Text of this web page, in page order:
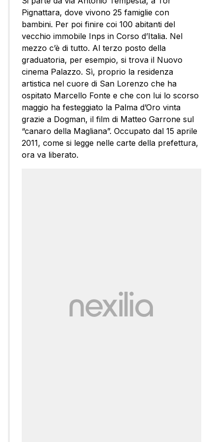
Pignattara, dove vivono 25 famiglie con
bambini. Per poi finire coi 100 abitanti del
vecchio immobile Inps in Corso d’Italia. Nel
mezzo c’è di tutto. Al terzo posto della
graduatoria, per esempio, si trova il Nuovo
cinema Palazzo. Sì, proprio la residenza
artistica nel cuore di San Lorenzo che ha
ospitato Marcello Fonte e che con lui lo scorso
maggio ha festeggiato la Palma d’Oro vinta
grazie a Dogman, il film di Matteo Garrone sul
“canaro della Magliana”. Occupato dal 15 aprile
2011, come si legge nelle carte della prefettura,
ora va liberato.